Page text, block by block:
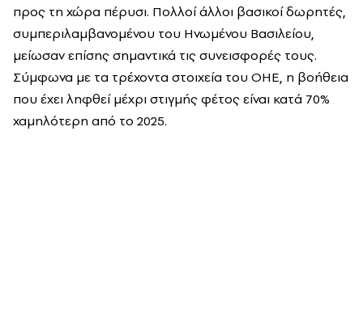
προς τη χώρα πέρυσι. Πολλοί άλλοι βασικοί δωρητές,
συμπεριλαμβανομένου του Ηνωμένου Βασιλείου,
μείωσαν επίσης σημαντικά τις συνεισφορές τους.
Σύμφωνα με τα τρέχοντα στοιχεία του ΟΗΕ, η βοήθεια
που έχει ληφθεί μέχρι στιγμής φέτος είναι κατά 70%
χαμηλότερη από το 2025.